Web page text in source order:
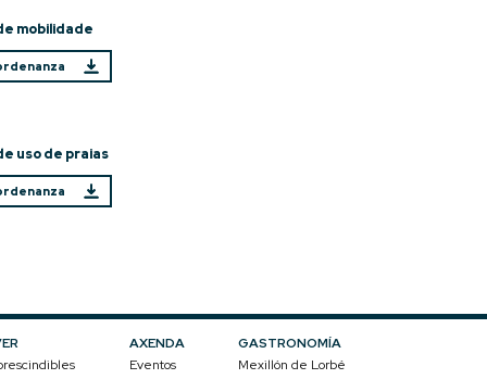
mobilidade
uso de praias
AXENDA
Eventos
GASTRONOMÍA
Mexillón de Lorbé